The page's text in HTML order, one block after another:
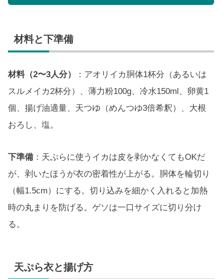
材料と下準備
材料（2〜3人分）
：アオリイカ胴体1杯分（あるいは
スルメイカ2杯分）、薄力粉100g、冷水150ml、卵黄1
個、揚げ油適量、天つゆ（めんつゆ3倍希釈）、大根
おろし、塩。
下準備：天ぷらに使うイカは皮を剥かなくてもOKだ
が、剥いたほうが衣の密着性が上がる。胴体を輪切り
（幅1.5cm）にする。切り込みを細かく入れると加熱
時の丸まりを防げる。ゲソは一口サイズに切り分け
る。
天ぷら衣と揚げ方